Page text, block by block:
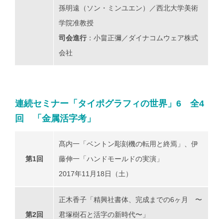
孫明遠（ソン・ミンユエン）／西北大学美術
学院准教授
司会進行 ：小畠正彌／ダイナコムウェア株式
会社
連続セミナー「タイポグラフィの世界」6 全4
回 「金属活字考」
第1回
髙内一「ベントン彫刻機の転用と終焉」、伊
藤伸一「ハンドモールドの実演」
2017年11月18日（土）
第2回
正木香子「精興社書体、完成までの6ヶ月 〜
君塚樹石と活字の新時代〜」